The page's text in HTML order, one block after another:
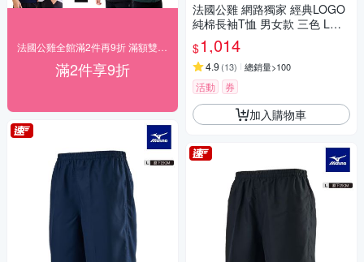
滿2件享9折
法國公雞 網路獨家 經典LOGO
純棉長袖T恤 男女款 三色 LWW
23911
$1,014
4.9 (13) 總銷量>100
活動 券
加入購物車